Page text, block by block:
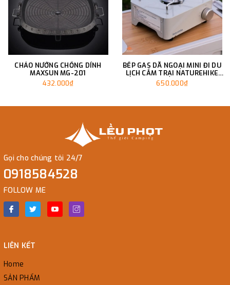
CHẢO NƯỚNG CHỐNG DÍNH
MAXSUN MG-201
432.000₫
BẾP GAS DÃ NGOẠI MINI ĐI DU
LỊCH CẮM TRẠI NATUREHIKE
CNH22CJ011
650.000₫
Gọi cho chúng tôi 24/7
0918584528
FOLLOW ME
LIÊN KẾT
Home
SẢN PHẨM